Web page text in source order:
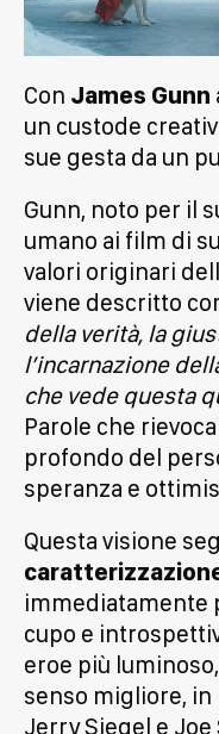
Con James Gunn
un custode
sue gesta da un
Gunn, noto per il
umano ai film di
valori originari
viene descritto
della verità, la
l’incarnazione
che vede questa
Parole che
profondo del
speranza e
Questa visione
immediatamente
cupo e
eroe più
senso migliore, in
Jerry Siegel e